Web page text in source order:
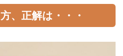
、正解は・・・